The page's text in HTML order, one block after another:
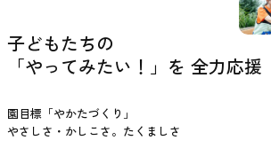
子どもたちの
「やってみたい！」を 全力応援
園目標「やかたづくり」
やさしさ・かしこさ。たくましさ